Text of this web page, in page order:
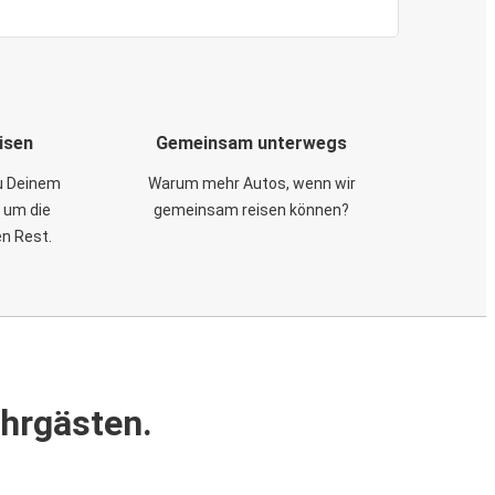
Deinem
die
Rest.
Gemeinsam unterwegs
Warum mehr Autos, wenn wir
gemeinsam reisen können?